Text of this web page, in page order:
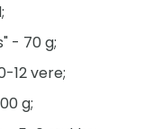
- 70 g;
12 vere;
g;